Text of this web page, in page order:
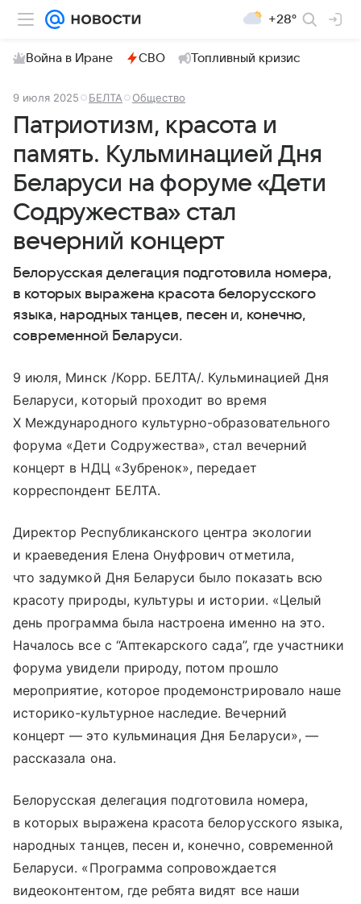
+28°
Война в Иране СВО Топливный кризис
9 июля 2025 БЕЛТА Общество
Патриотизм, красота и
память. Кульминацией Дня
Беларуси на форуме «Дети
Содружества» стал
вечерний концерт
Белорусская делегация подготовила номера,
в которых выражена красота белорусского
языка, народных танцев, песен и, конечно,
современной Беларуси.
9 июля, Минск /Корр. БЕЛТА/. Кульминацией Дня
Беларуси, который проходит во время
X Международного культурно-образовательного
форума «Дети Содружества», стал вечерний
концерт в НДЦ «Зубренок», передает
корреспондент БЕЛТА.
Директор Республиканского центра экологии
и краеведения Елена Онуфрович отметила,
что задумкой Дня Беларуси было показать всю
красоту природы, культуры и истории. «Целый
день программа была настроена именно на это.
Началось все с “Аптекарского сада”, где участники
форума увидели природу, потом прошло
мероприятие, которое продемонстрировало наше
историко-культурное наследие. Вечерний
концерт — это кульминация Дня Беларуси», —
рассказала она.
Белорусская делегация подготовила номера,
в которых выражена красота белорусского языка,
народных танцев, песен и, конечно, современной
Беларуси. «Программа сопровождается
видеоконтентом, где ребята видят все наши